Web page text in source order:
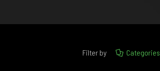
Filter by Categories